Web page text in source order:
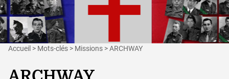
Accueil > Mots-clés > Missions >ARCHWAY